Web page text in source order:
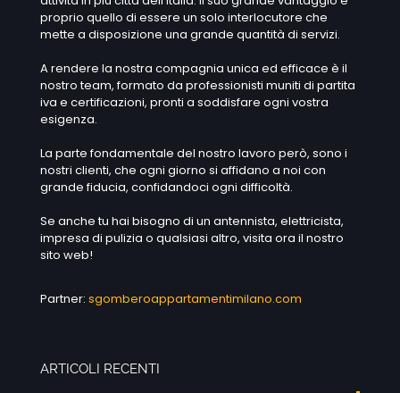
proprio quello di essere un solo interlocutore che
mette a disposizione una grande quantità di servizi.
A rendere la nostra compagnia unica ed efficace è il
nostro team, formato da professionisti muniti di partita
iva e certificazioni, pronti a soddisfare ogni vostra
esigenza.
La parte fondamentale del nostro lavoro però, sono i
nostri clienti, che ogni giorno si affidano a noi con
grande fiducia, confidandoci ogni difficoltà.
Se anche tu hai bisogno di un antennista, elettricista,
impresa di pulizia o qualsiasi altro, visita ora il nostro
sito web!
Partner: sgomberoappartamentimilano.com
ARTICOLI RECENTI